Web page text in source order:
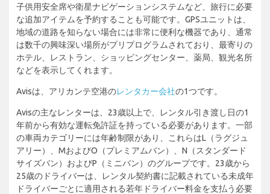
子供用安全席や衛星ナビゲーションシステムなど、旅行に必要
な追加アイテムを予約することも可能です。GPSユニットは、
地域の道路を知らない場合には非常に便利な機器であり、通常
は数千の興味深い場所がプリプログラムされており、最寄りの
ホテル、レストラン、ショッピングセンター、薬局、観光名所
などを表示してくれます。
Avisは、アリカンテ空港のレンタカー会社の1つです。
Avisの主なレンターは、23歳以上で、レンタル引き渡し日の1
年前から有効な運転免許証を持っている必要があります。一部
の車両カテゴリーには年齢制限があり、これらはL（ラグジュ
アリー）、MおよびO（プレミアムバン）、N（スタンダード
サイズバン）およびP（ミニバン）のグループです。23歳から
25歳のドライバーは、レンタル契約書に記載されている未成年
ドライバーごとに適用される若年ドライバー料金を支払う必要